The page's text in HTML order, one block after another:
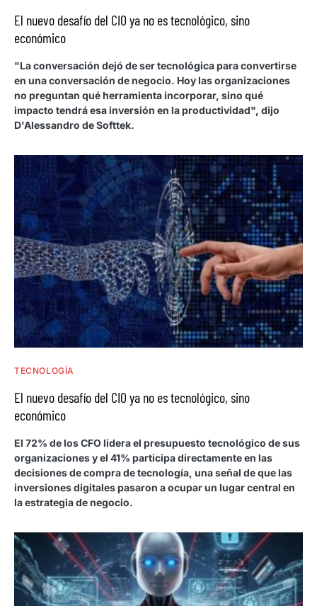
El nuevo desafío del CIO ya no es tecnológico, sino
económico
"La conversación dejó de ser tecnológica para convertirse
en una conversación de negocio. Hoy las organizaciones
no preguntan qué herramienta incorporar, sino qué
impacto tendrá esa inversión en la productividad", dijo
D'Alessandro de Softtek.
TECNOLOGÍA
El nuevo desafío del CIO ya no es tecnológico, sino
económico
El 72% de los CFO lidera el presupuesto tecnológico de sus
organizaciones y el 41% participa directamente en las
decisiones de compra de tecnología, una señal de que las
inversiones digitales pasaron a ocupar un lugar central en
la estrategia de negocio.